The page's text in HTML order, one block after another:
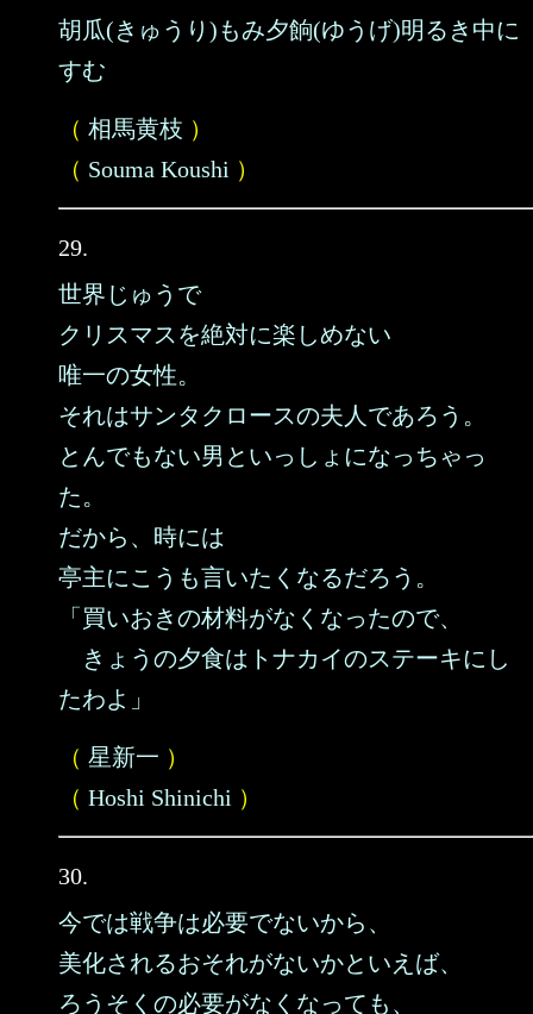
胡瓜(きゅうり)もみ夕餉(ゆうげ)明るき中に
すむ
（ 相馬黄枝 ）
（ Souma Koushi ）
29.
世界じゅうで
クリスマスを絶対に楽しめない
唯一の女性。
それはサンタクロースの夫人であろう。
とんでもない男といっしょになっちゃっ
た。
だから、時には
亭主にこうも言いたくなるだろう。
「買いおきの材料がなくなったので、
きょうの夕食はトナカイのステーキにし
たわよ」
（ 星新一 ）
（ Hoshi Shinichi ）
30.
今では戦争は必要でないから、
美化されるおそれがないかといえば、
ろうそくの必要がなくなっても、